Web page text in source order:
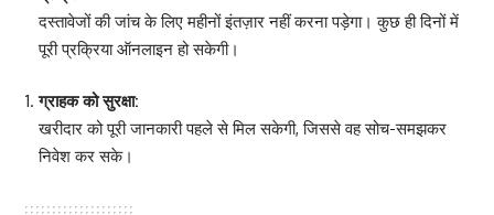
दस्तावेजों की जांच के लिए महीनों इंतज़ार नहीं करना पड़ेगा। कुछ ही दिनों में
पूरी प्रक्रिया ऑनलाइन हो सकेगी।
ग्राहक को सुरक्षा:
खरीदार को पूरी जानकारी पहले से मिल सकेगी, जिससे वह सोच-समझकर
निवेश कर सके।